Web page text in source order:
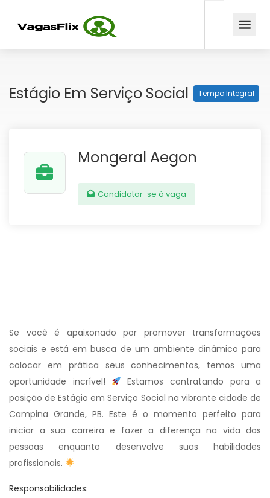
Estágio Em Serviço Social Tempo Integral
Mongeral Aegon
Candidatar-se à vaga
Se você é apaixonado por promover transformações
sociais e está em busca de um ambiente dinâmico para
colocar em prática seus conhecimentos, temos uma
oportunidade incrível!
Estamos contratando para a
posição de Estágio em Serviço Social na vibrante cidade de
Campina Grande, PB. Este é o momento perfeito para
iniciar a sua carreira e fazer a diferença na vida das
pessoas enquanto desenvolve suas habilidades
profissionais.
Responsabilidades: